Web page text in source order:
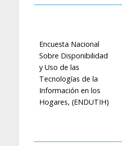
Encuesta Nacional
Sobre Disponibilidad
y Uso de las
Tecnologías de la
Información en los
Hogares, (ENDUTIH)